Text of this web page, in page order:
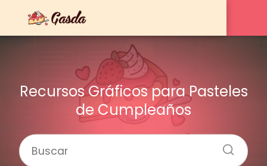
Recursos Gráficos para Pasteles
de Cumpleaños